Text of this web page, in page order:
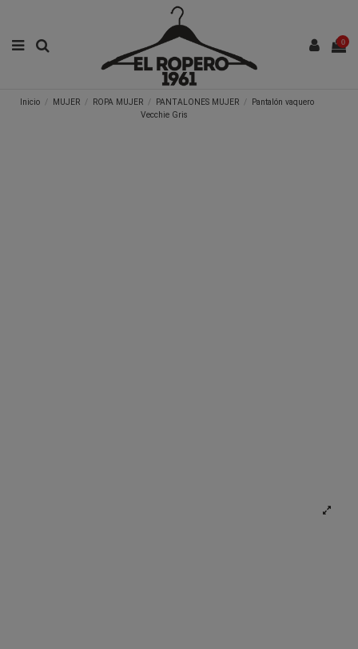
0
Inicio MUJER ROPA MUJER PANTALONES MUJER
Pantalón vaquero
Vecchie Gris